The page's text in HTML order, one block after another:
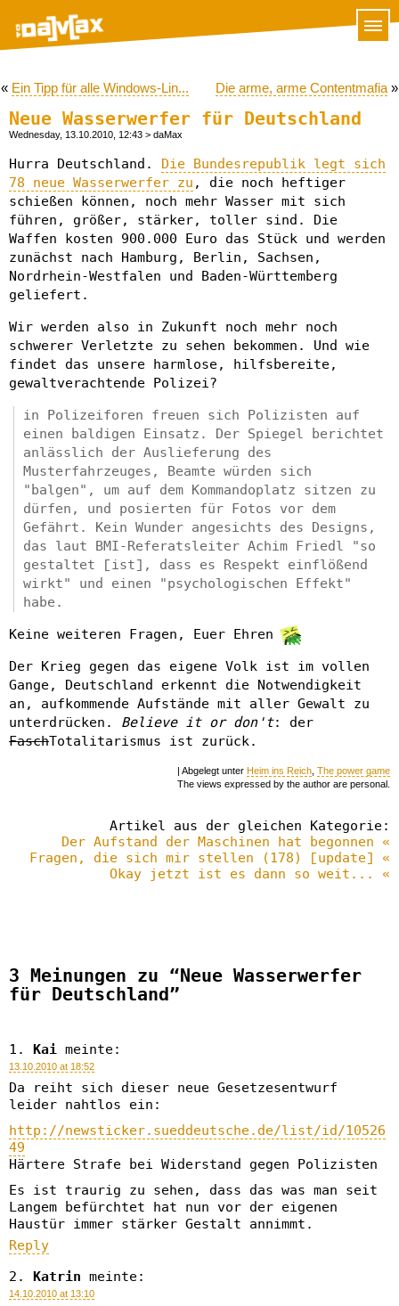
« Ein Tipp für alle Windows-Lin... Die arme, arme Contentmafia »
Neue Wasserwerfer für Deutschland
Wednesday, 13.10.2010, 12:43 > daMax
Hurra Deutschland. Die Bundesrepublik legt sich
78 neue Wasserwerfer zu , die noch heftiger
schießen können, noch mehr Wasser mit sich
führen, größer, stärker, toller sind. Die
Waffen kosten 900.000 Euro das Stück und werden
zunächst nach Hamburg, Berlin, Sachsen,
Nordrhein-Westfalen und Baden-Württemberg
geliefert.
Wir werden also in Zukunft noch mehr noch
schwerer Verletzte zu sehen bekommen. Und wie
findet das unsere harmlose, hilfsbereite,
gewaltverachtende Polizei?
in Polizeiforen freuen sich Polizisten auf
einen baldigen Einsatz. Der Spiegel berichtet
anlässlich der Auslieferung des
Musterfahrzeuges, Beamte würden sich
"balgen", um auf dem Kommandoplatz sitzen zu
dürfen, und posierten für Fotos vor dem
Gefährt. Kein Wunder angesichts des Designs,
das laut BMI-Referatsleiter Achim Friedl "so
gestaltet [ist], dass es Respekt einflößend
wirkt" und einen "psychologischen Effekt"
habe.
Keine weiteren Fragen, Euer Ehren
Der Krieg gegen das eigene Volk ist im vollen
Gange, Deutschland erkennt die Notwendigkeit
an, aufkommende Aufstände mit aller Gewalt zu
unterdrücken. Believe it or don't: der
FaschTotalitarismus ist zurück.
| Abgelegt unter Heim ins Reich The power game
The views expressed by the author are personal.
Artikel aus der gleichen Kategorie:
Der Aufstand der Maschinen hat begonnen «
Fragen, die sich mir stellen (178) [update] «
Okay jetzt ist es dann so weit... «
3 Meinungen zu “Neue Wasserwerfer
für Deutschland”
Kai meinte:
13.10.2010 at 18:52
Da reiht sich dieser neue Gesetzesentwurf
leider nahtlos ein:
http://newsticker.sueddeutsche.de/list/id/10526
49
Härtere Strafe bei Widerstand gegen Polizisten
Es ist traurig zu sehen, dass das was man seit
Langem befürchtet hat nun vor der eigenen
Haustür immer stärker Gestalt annimmt.
Reply
Katrin meinte:
14.10.2010 at 13:10